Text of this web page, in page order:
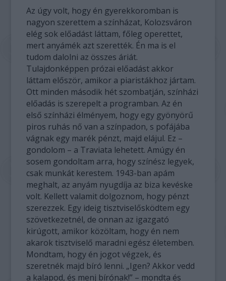
Az úgy volt, hogy én gyerekkoromban is
nagyon szerettem a színházat, Kolozsváron
elég sok előadást láttam, főleg operettet,
mert anyámék azt szerették. Én ma is el
tudom dalolni az összes áriát.
Tulajdonképpen prózai előadást akkor
láttam először, amikor a piaristákhoz jártam.
Ott minden második hét szombatján, színházi
előadás is szerepelt a programban. Az én
első színházi élményem, hogy egy gyönyörű
piros ruhás nő van a színpadon, s pofájába
vágnak egy marék pénzt, majd elájul. Ez –
gondolom – a Traviata lehetett. Amúgy én
sosem gondoltam arra, hogy színész legyek,
csak munkát kerestem. 1943-ban apám
meghalt, az anyám nyugdíja az biza kevéske
volt. Kellett valamit dolgoznom, hogy pénzt
szerezzek. Egy ideig tisztviselősködtem egy
szövetkezetnél, de onnan az igazgató
kirúgott, amikor közöltam, hogy én nem
akarok tisztviselő maradni egész életemben.
Mondtam, hogy én jogot végzek, és
szeretnék majd bíró lenni. „Igen? Akkor vedd
a kalapod, és menj bírónak!” – mondta és